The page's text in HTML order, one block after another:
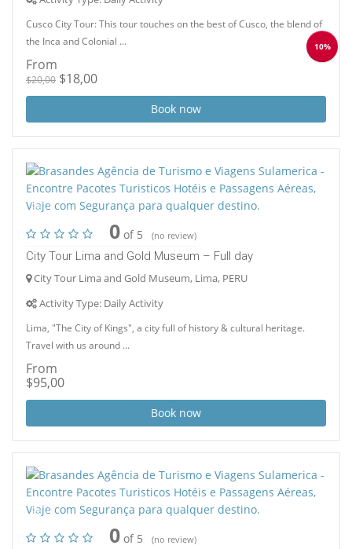
Cusco City Tour: This tour touches on the best of Cusco, the blend of
the Inca and Colonial ...
From
$20,00 $18,00
Book now
10%
2
0 of 5 (no review)
City Tour Lima and Gold Museum – Full day
City Tour Lima and Gold Museum, Lima, PERU
Activity Type: Daily Activity
Lima, "The City of Kings", a city full of history & cultural heritage.
Travel with us around ...
From
$95,00
Book now
2
0 of 5 (no review)